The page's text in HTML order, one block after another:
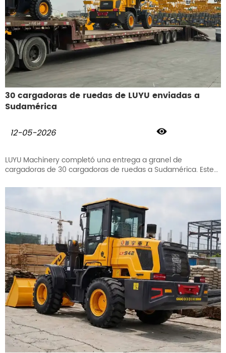
30 cargadoras de ruedas de LUYU enviadas a
Sudamérica
12-05-2026

LUYU Machinery completó una entrega a granel de
cargadoras de 30 cargadoras de ruedas a Sudamérica. Este
de materiales, lo que demuestra que LUYU es un fabricante
confiable de cargadoras de ruedas para los mercados
globales.